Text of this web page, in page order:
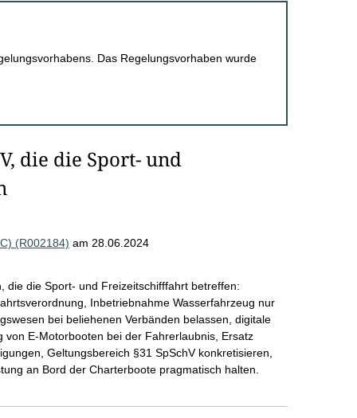
Das Regelungsvorhaben wurde
die die Sport- und
(R002184) am 28.06.2024
die die Sport- und Freizeitschifffahrt betreffen:
Inbetriebnahme Wasserfahrzeug nur
bei beliehenen Verbänden belassen, digitale
E-Motorbooten bei der Fahrerlaubnis, Ersatz
Geltungsbereich §31 SpSchV konkretisieren,
an Bord der Charterboote pragmatisch halten.